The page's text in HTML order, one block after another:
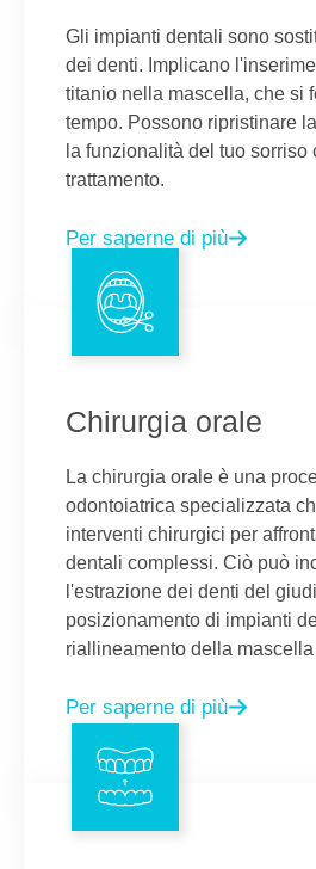
Gli impianti dentali sono
dei denti. Implicano
titanio nella mascella, che si
tempo. Possono ripristinare
la funzionalità del tuo sorriso
trattamento.
Per saperne di più
Chirurgia orale
La chirurgia orale è una
odontoiatrica specializzata
interventi chirurgici per
dentali complessi. Ciò può
l'estrazione dei denti del
posizionamento di impianti
riallineamento della
Per saperne di più